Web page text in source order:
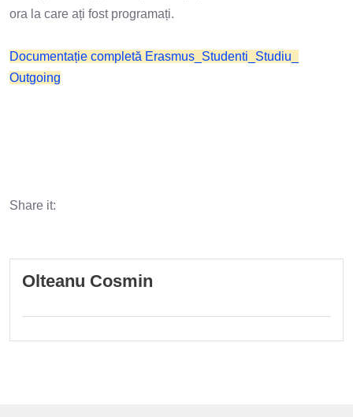
ora la care ați fost programați.
Documentație completă Erasmus_Studenti_Studiu_
Outgoing
Share it:
Olteanu Cosmin